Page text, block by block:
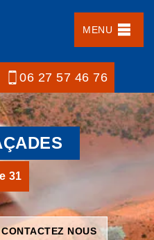
MENU
06 27 57 46 76
31
CONTACTEZ NOUS